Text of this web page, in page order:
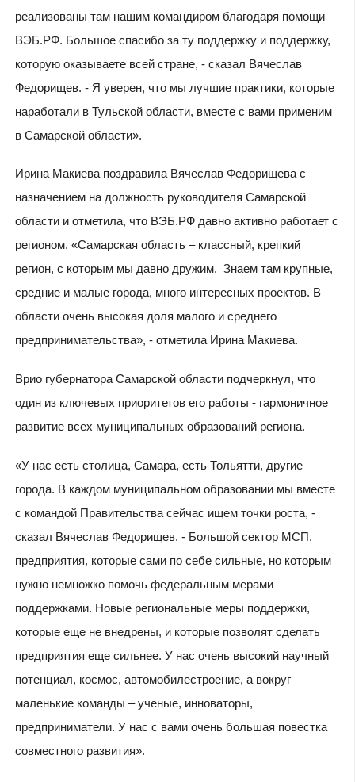
реализованы там нашим командиром благодаря помощи
ВЭБ.РФ. Большое спасибо за ту поддержку и поддержку,
которую оказываете всей стране, - сказал Вячеслав
Федорищев. - Я уверен, что мы лучшие практики, которые
наработали в Тульской области, вместе с вами применим
в Самарской области».
Ирина Макиева поздравила Вячеслав Федорищева с
назначением на должность руководителя Самарской
области и отметила, что ВЭБ.РФ давно активно работает с
регионом. «Самарская область – классный, крепкий
регион, с которым мы давно дружим. Знаем там крупные,
средние и малые города, много интересных проектов. В
области очень высокая доля малого и среднего
предпринимательства», - отметила Ирина Макиева.
Врио губернатора Самарской области подчеркнул, что
один из ключевых приоритетов его работы - гармоничное
развитие всех муниципальных образований региона.
«У нас есть столица, Самара, есть Тольятти, другие
города. В каждом муниципальном образовании мы вместе
с командой Правительства сейчас ищем точки роста, -
сказал Вячеслав Федорищев. - Большой сектор МСП,
предприятия, которые сами по себе сильные, но которым
нужно немножко помочь федеральным мерами
поддержками. Новые региональные меры поддержки,
которые еще не внедрены, и которые позволят сделать
предприятия еще сильнее. У нас очень высокий научный
потенциал, космос, автомобилестроение, а вокруг
маленькие команды – ученые, инноваторы,
предприниматели. У нас с вами очень большая повестка
совместного развития».